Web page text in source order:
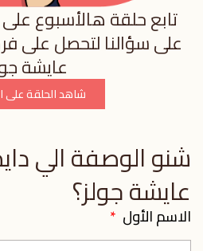
تابع حلقة هالأسبوع
على سؤالنا لتحصل على
عايشة
شاهد الحلقة على
شنو الوصفة الي
عايشة جولز؟
الاسم الأول